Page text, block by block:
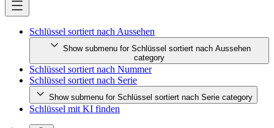
Schlüssel sortiert nach Aussehen
Show submenu for Schlüssel sortiert nach Aussehen
category
Schlüssel sortiert nach Nummer
Schlüssel sortiert nach Serie
Show submenu for Schlüssel sortiert nach Serie category
Schlüssel mit KI finden